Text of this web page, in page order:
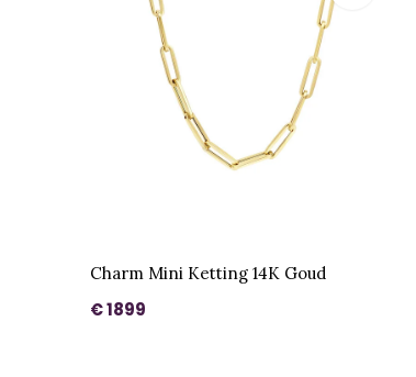
Charm Mini Ketting 14K Goud
€ 1899